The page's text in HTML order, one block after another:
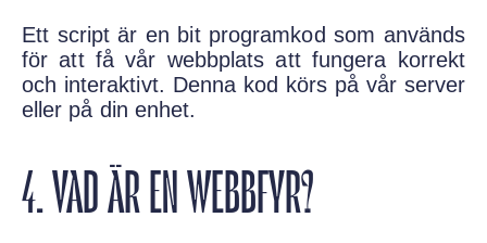
Ett script är en bit programkod som används
för att få vår webbplats att fungera korrekt
och interaktivt. Denna kod körs på vår server
eller på din enhet.
4. VAD ÄR EN WEBBFYR?